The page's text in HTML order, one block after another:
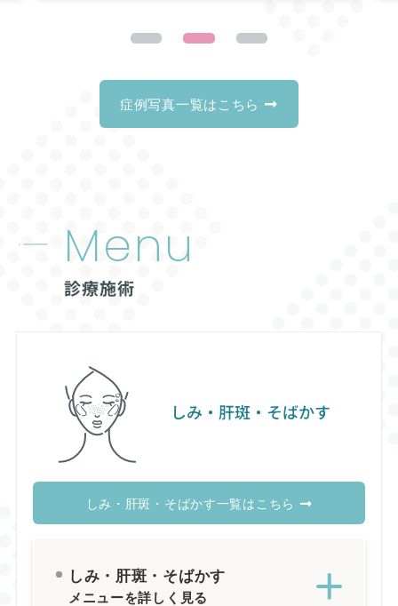
症例写真一覧はこちら
Menu
診療施術
しみ・肝斑・そばかす
しみ・肝斑・そばかす一覧はこちら
しみ・肝斑・そばかす
メニューを詳しく見る